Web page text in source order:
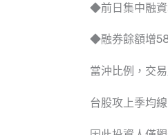
◆前日集中融資
◆融券餘額增
當沖比例，交
台股攻上季均